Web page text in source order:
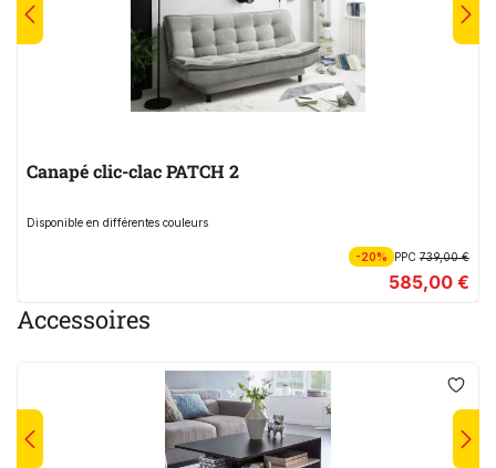
Canapé clic-clac PATCH 2
Disponible en différentes couleurs
-20% PPC739,00 €
585,00 €
Accessoires